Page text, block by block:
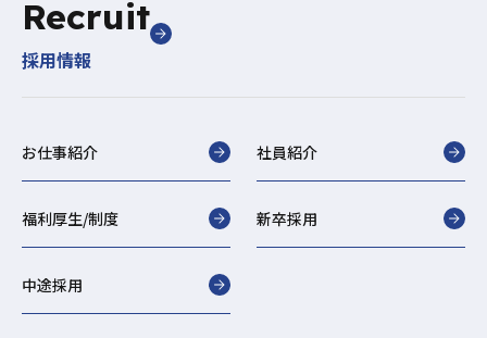
Recruit
採用情報
お仕事紹介 社員紹介
福利厚生/制度 新卒採用
中途採用